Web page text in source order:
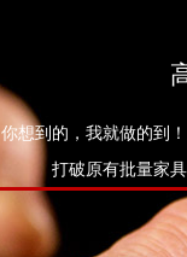
你想到的，我就做的到
打破原有批量家